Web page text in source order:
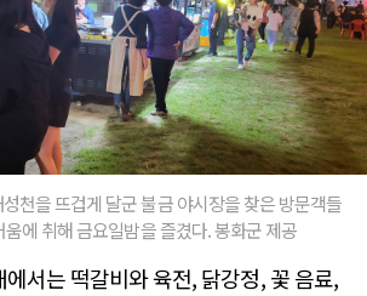
천을 뜨겁게 달군 불금 야시장을 찾은 방문객들
움에 취해 금요일밤을 즐겼다. 봉화군 제공
서는 떡갈비와 육전, 닭강정, 꽃 음료,